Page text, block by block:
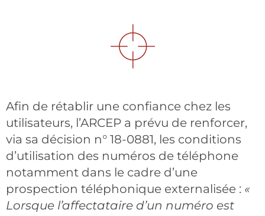
Afin de rétablir une confiance chez les
utilisateurs, l’ARCEP a prévu de renforcer,
via sa décision n° 18-0881, les conditions
d’utilisation des numéros de téléphone
notamment dans le cadre d’une
prospection téléphonique externalisée : «
Lorsque l’affectataire d’un numéro est